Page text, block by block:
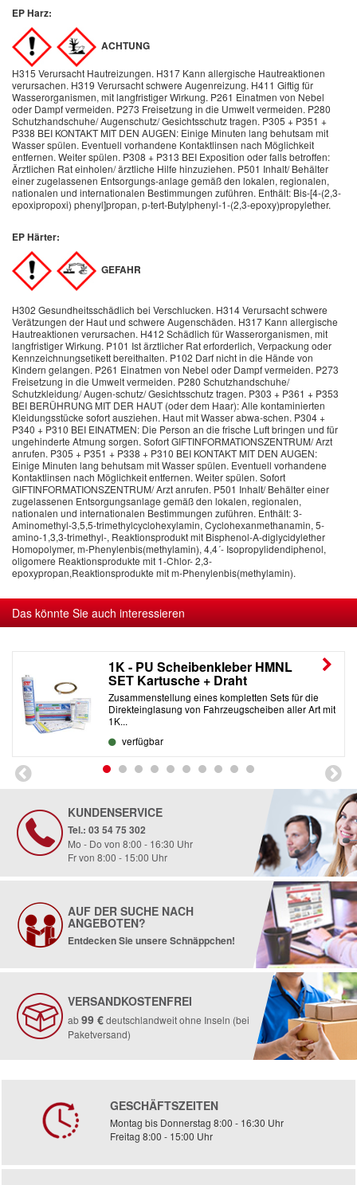
EP Harz:
ACHTUNG
H315 Verursacht Hautreizungen. H317 Kann allergische Hautreaktionen
verursachen. H319 Verursacht schwere Augenreizung. H411 Giftig für
Wasserorganismen, mit langfristiger Wirkung. P261 Einatmen von Nebel
oder Dampf vermeiden. P273 Freisetzung in die Umwelt vermeiden. P280
Schutzhandschuhe/ Augenschutz/ Gesichtsschutz tragen. P305 + P351 +
P338 BEI KONTAKT MIT DEN AUGEN: Einige Minuten lang behutsam mit
Wasser spülen. Eventuell vorhandene Kontaktlinsen nach Möglichkeit
entfernen. Weiter spülen. P308 + P313 BEI Exposition oder falls betroffen:
Ärztlichen Rat einholen/ ärztliche Hilfe hinzuziehen. P501 Inhalt/ Behälter
einer zugelassenen Entsorgungs-anlage gemäß den lokalen, regionalen,
nationalen und internationalen Bestimmungen zuführen. Enthält: Bis-[4-(2,3-
epoxipropoxi) phenyl]propan, p-tert-Butylphenyl-1-(2,3-epoxy)propylether.
EP Härter:
GEFAHR
H302 Gesundheitsschädlich bei Verschlucken. H314 Verursacht schwere
Verätzungen der Haut und schwere Augenschäden. H317 Kann allergische
Hautreaktionen verursachen. H412 Schädlich für Wasserorganismen, mit
langfristiger Wirkung. P101 Ist ärztlicher Rat erforderlich, Verpackung oder
Kennzeichnungsetikett bereithalten. P102 Darf nicht in die Hände von
Kindern gelangen. P261 Einatmen von Nebel oder Dampf vermeiden. P273
Freisetzung in die Umwelt vermeiden. P280 Schutzhandschuhe/
Schutzkleidung/ Augen-schutz/ Gesichtsschutz tragen. P303 + P361 + P353
BEI BERÜHRUNG MIT DER HAUT (oder dem Haar): Alle kontaminierten
Kleidungsstücke sofort ausziehen. Haut mit Wasser abwa-schen. P304 +
P340 + P310 BEI EINATMEN: Die Person an die frische Luft bringen und für
ungehinderte Atmung sorgen. Sofort GIFTINFORMATIONSZENTRUM/ Arzt
anrufen. P305 + P351 + P338 + P310 BEI KONTAKT MIT DEN AUGEN:
Einige Minuten lang behutsam mit Wasser spülen. Eventuell vorhandene
Kontaktlinsen nach Möglichkeit entfernen. Weiter spülen. Sofort
GIFTINFORMATIONSZENTRUM/ Arzt anrufen. P501 Inhalt/ Behälter einer
zugelassenen Entsorgungsanlage gemäß den lokalen, regionalen,
nationalen und internationalen Bestimmungen zuführen. Enthält: 3-
Aminomethyl-3,5,5-trimethylcyclohexylamin, Cyclohexanmethanamin, 5-
amino-1,3,3-trimethyl-, Reaktionsprodukt mit Bisphenol-A-diglycidylether
Homopolymer, m-Phenylenbis(methylamin), 4,4´- Isopropylidendiphenol,
oligomere Reaktionsprodukte mit 1-Chlor- 2,3-
epoxypropan,Reaktionsprodukte mit m-Phenylenbis(methylamin).
Das könnte Sie auch interessieren
1K - PU Scheibenkleber HMNL
SET Kartusche + Draht
Zusammenstellung eines kompletten Sets für die
Direkteinglasung von Fahrzeugscheiben aller Art mit
1K...
verfügbar
KUNDENSERVICE
Tel.: 03 54 75 302
Mo - Do von 8:00 - 16:30 Uhr
Fr von 8:00 - 15:00 Uhr
AUF DER SUCHE NACH
ANGEBOTEN?
Entdecken Sie unsere Schnäppchen!
VERSANDKOSTENFREI
ab99 €deutschlandweit ohne Inseln (bei
Paketversand)
GESCHÄFTSZEITEN
Montag bis Donnerstag 8:00 - 16:30 Uhr
Freitag 8:00 - 15:00 Uhr